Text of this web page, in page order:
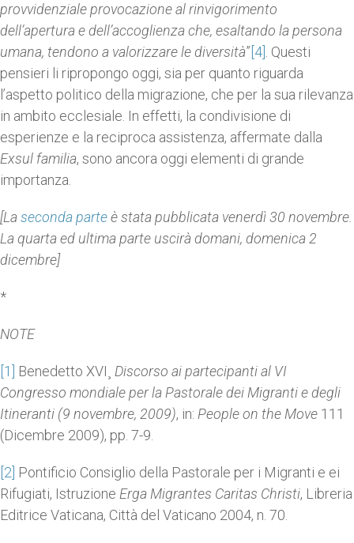
provvidenziale provocazione al rinvigorimento
dell’apertura e dell’accoglienza che, esaltando la persona
umana, tendono a valorizzare le diversità” [4] . Questi
pensieri li ripropongo oggi, sia per quanto riguarda
l’aspetto politico della migrazione, che per la sua rilevanza
in ambito ecclesiale. In effetti, la condivisione di
esperienze e la reciproca assistenza, affermate dalla
Exsul familia, sono ancora oggi elementi di grande
importanza.
[Laseconda parteè stata pubblicata venerdì 30 novembre.
La quarta ed ultima parte uscirà domani, domenica 2
dicembre]
*
NOTE
[1] Benedetto XVI¸ Discorso ai partecipanti al VI
Congresso mondiale per la Pastorale dei Migranti e degli
Itineranti (9 novembre, 2009), in: People on the Move 111
(Dicembre 2009), pp. 7-9.
[2] Pontificio Consiglio della Pastorale per i Migranti e ei
Rifugiati, Istruzione Erga Migrantes Caritas Christi, Libreria
Editrice Vaticana, Città del Vaticano 2004, n. 70.